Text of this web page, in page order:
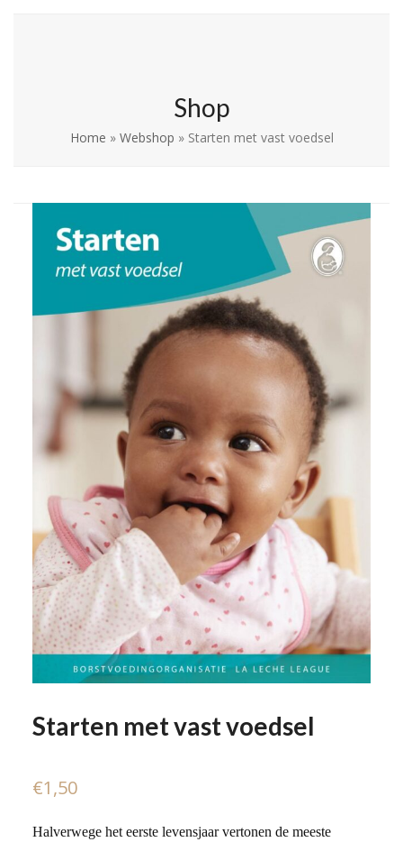
Shop
Home » Webshop » Starten met vast voedsel
Starten met vast voedsel
€1,50
Halverwege het eerste levensjaar vertonen de meeste